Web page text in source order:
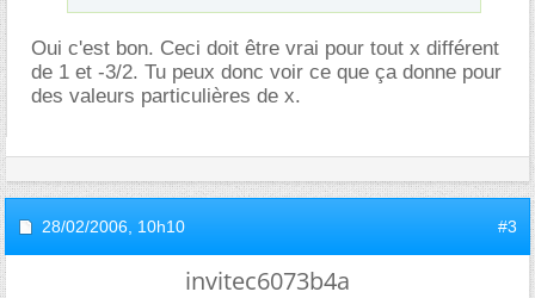
Oui c'est bon. Ceci doit être vrai pour tout x différent
de 1 et -3/2. Tu peux donc voir ce que ça donne pour
des valeurs particulières de x.
28/02/2006, 10h10 #3
invitec6073b4a